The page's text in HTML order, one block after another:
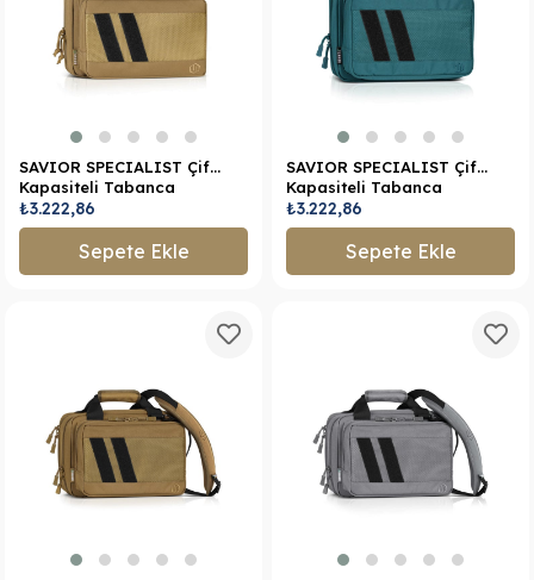
SAVIOR SPECIALIST Çift
Kapasiteli Tabanca
Çantası (Toprak)
₺3.222,86
Sepete Ekle
SAVIOR SPECIALIST Çift
Kapasiteli Tabanca
Tabanca Çantası
(Turkuaz)
₺3.222,86
Sepete Ekle